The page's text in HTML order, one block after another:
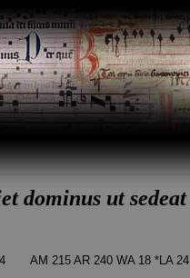
dominus ut sedeat
4 AM 215 AR 240 WA 18 *LA 24